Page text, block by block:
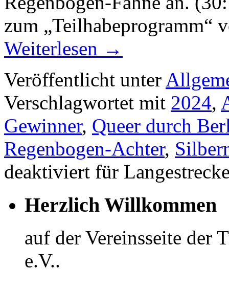
zum „Teilhabeprogramm“
Weiterlesen →
Veröffentlicht unter
Verschlagwortet mit 2024,
Gewinner, Queer durch
Regenbogen-Achter,
deaktiviert für
Herzlich Willkommen
auf der Vereinsseite der
e.V..